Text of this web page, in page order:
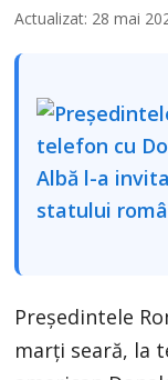
Actualizat: 28 mai
Președintele
marți seară, la